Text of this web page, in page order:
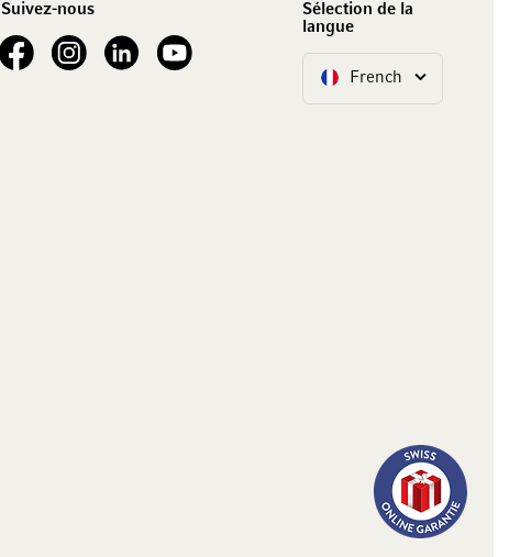
Suivez-nous
See our FacebookSee our Instagram account
See our LinkedInSee our YouTube channel
Sélection de la
langue
LangueFrench